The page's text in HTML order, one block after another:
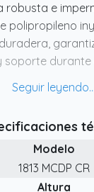
e
polipropileno
soporte durante
de limpieza.
inyectado es un
una opción
A diferencia de
Modelo
1813 MCDP CR
Altura